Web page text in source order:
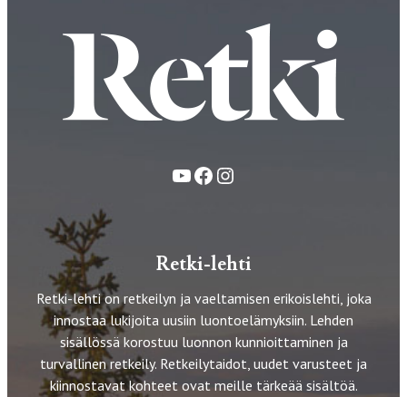
YouTube
FacebookInstagram
Retki-lehti
Retki-lehti on retkeilyn ja vaeltamisen erikoislehti, joka
innostaa lukijoita uusiin luontoelämyksiin. Lehden
sisällössä korostuu luonnon kunnioittaminen ja
turvallinen retkeily. Retkeilytaidot, uudet varusteet ja
kiinnostavat kohteet ovat meille tärkeää sisältöä.